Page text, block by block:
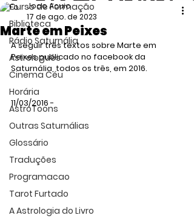
Curso de Formação
Biblioteca
Rádio Saturnália
Astrologuês
Cinema Céu
Horária
AstroToons
Outras Saturnálias
Glossário
Traduções
Programacao
Tarot Furtado
A Astrologia do Livro
Marte em Peixes
Joao Acuio
17 de ago. de 2023
A seguir três textos sobre Marte em
Peixes publicado no facebook da
Saturnália, todos os três, em 2016.
11/03/2016 -